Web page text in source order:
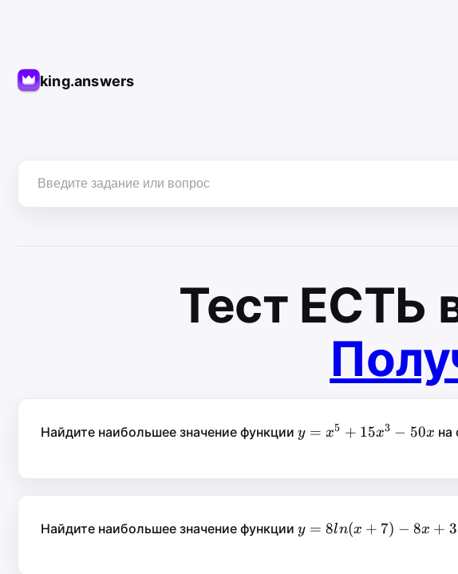
king.answers
Тест ЕСТЬ
Найдите наибольшее значение функции y=x^5+15x^3-
y =
y = x5 + 15x3 − 50x на
Найдите наибольшее значение функции y=8ln(x+7)-8x+3
y =
y = 8ln(x + 7) − 8x + 3